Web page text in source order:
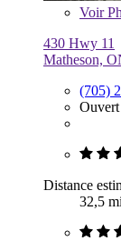
Voir
430 Hwy 11
Matheson,
(705)
Distance
32,5